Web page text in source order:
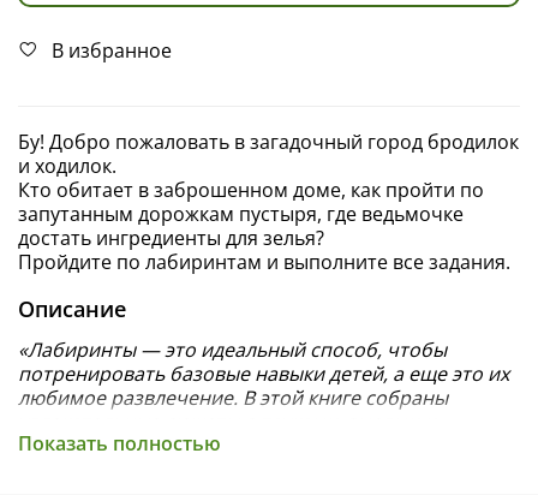
В избранное
Бу! Добро пожаловать в загадочный город бродилок
и ходилок.
Кто обитает в заброшенном доме, как пройти по
запутанным дорожкам пустыря, где ведьмочке
достать ингредиенты для зелья?
Пройдите по лабиринтам и выполните все задания.
Описание
«Лабиринты — это идеальный способ, чтобы
потренировать базовые навыки детей, а еще это их
любимое развлечение. В этой книге собраны
забавными тыковками»
Показать полностью